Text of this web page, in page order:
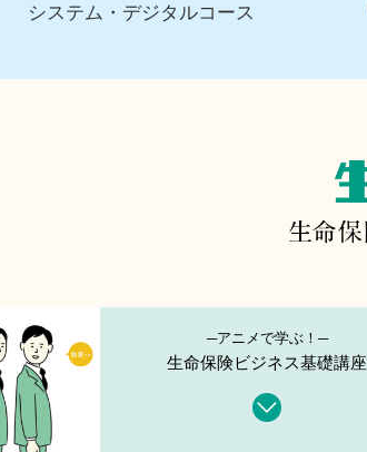
システム・デジタルコース
─アニメで学ぶ！─
生命保険ビジネス基礎講座